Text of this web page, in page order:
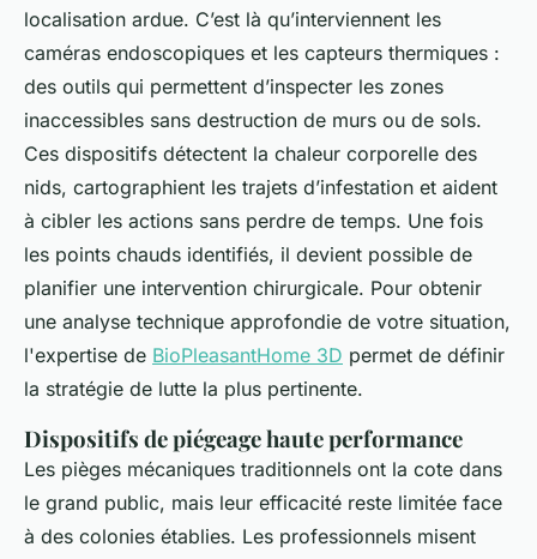
localisation ardue. C’est là qu’interviennent les
caméras endoscopiques et les capteurs thermiques :
des outils qui permettent d’inspecter les zones
inaccessibles sans destruction de murs ou de sols.
Ces dispositifs détectent la chaleur corporelle des
nids, cartographient les trajets d’infestation et aident
à cibler les actions sans perdre de temps. Une fois
les points chauds identifiés, il devient possible de
planifier une intervention chirurgicale. Pour obtenir
une analyse technique approfondie de votre situation,
l'expertise de BioPleasantHome 3D permet de définir
la stratégie de lutte la plus pertinente.
Dispositifs de piégeage haute performance
Les pièges mécaniques traditionnels ont la cote dans
le grand public, mais leur efficacité reste limitée face
à des colonies établies. Les professionnels misent